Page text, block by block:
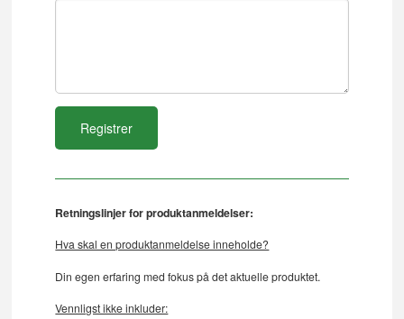
Retningslinjer for produktanmeldelser:
Hva skal en produktanmeldelse inneholde?
Din egen erfaring med fokus på det aktuelle produktet.
Vennligst ikke inkluder: